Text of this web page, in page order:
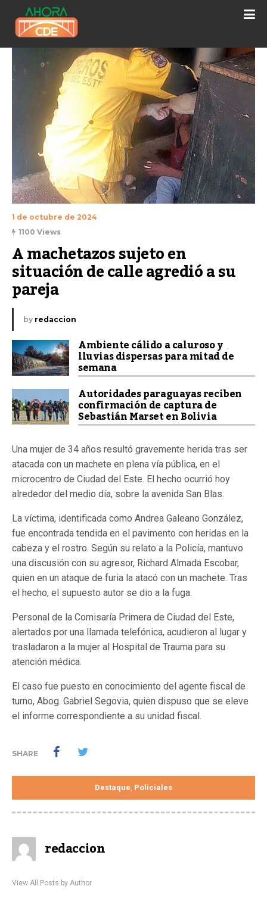
1 de octubre de 2024
1100 Views
A machetazos sujeto en
situación de calle agredió a su
pareja
by redaccion
Ambiente cálido a caluroso y
lluvias dispersas para mitad de
semana
Autoridades paraguayas reciben
confirmación de captura de
Sebastián Marset en Bolivia
Una mujer de 34 años resultó gravemente herida tras ser
atacada con un machete en plena vía pública, en el
microcentro de Ciudad del Este. El hecho ocurrió hoy
alrededor del medio día, sobre la avenida San Blas.
La víctima, identificada como Andrea Galeano González,
fue encontrada tendida en el pavimento con heridas en la
cabeza y el rostro. Según su relato a la Policía, mantuvo
una discusión con su agresor, Richard Almada Escobar,
quien en un ataque de furia la atacó con un machete. Tras
el hecho, el supuesto autor se dio a la fuga.
Personal de la Comisaría Primera de Ciudad del Este,
alertados por una llamada telefónica, acudieron al lugar y
trasladaron a la mujer al Hospital de Trauma para su
atención médica.
El caso fue puesto en conocimiento del agente fiscal de
turno, Abog. Gabriel Segovia, quien dispuso que se eleve
el informe correspondiente a su unidad fiscal.
SHARE
Destaque, Policiales
redaccion
View All Posts by Author